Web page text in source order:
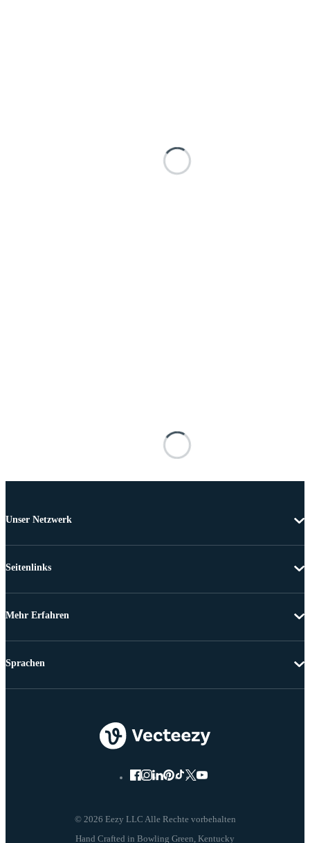
Unser Netzwerk
Seitenlinks
Mehr Erfahren
© 2026 Eezy LLC Alle Rechte vorbehalten
Sprachen